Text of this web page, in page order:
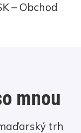
– Obchod
mnou
trh